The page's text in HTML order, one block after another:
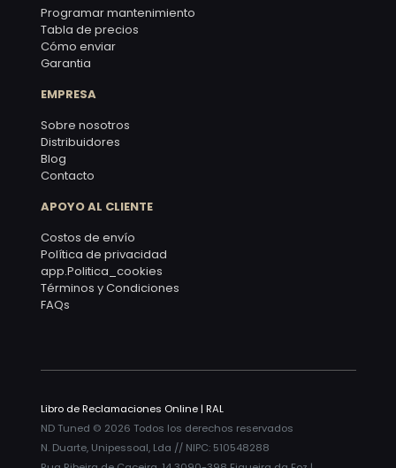
Programar mantenimiento
Tabla de precios
Cómo enviar
Garantia
EMPRESA
Sobre nosotros
Distribuidores
Blog
Contacto
APOYO AL CLIENTE
Costos de envío
Política de privacidad
app.Politica_cookies
Términos y Condiciones
FAQs
Libro de Reclamaciones Online| RAL
ND Tuned © 2026 Todos los derechos reservados
N. Duarte, Unipessoal, Lda // NIPC: 510548288